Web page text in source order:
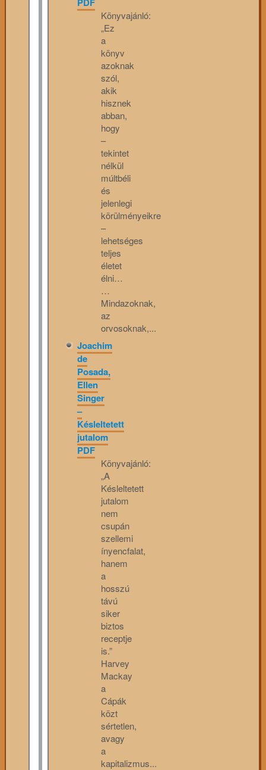
Könyvajánló:
„Ez
a
könyv
azoknak
szól,
akik
hisznek
abban,
hogy
–
tekintet
nélkül
múltbéli
és
jelenlegi
körülményeikre
–
lehetséges
teljes
életet
élni…
…
Mindazoknak,
az
orvosoknak,...
Joachim
de
Posada,
Ellen
Singer
–
Késleltetett
jutalom
PDF
Könyvajánló:
„A
Késleltetett
jutalom
nem
csupán
szellemi
ínyencfalat,
hanem
a
hosszú
távú
siker
biztos
receptje
is.”
Harvey
Mackay
a
Cápák
közt
sértetlen,
avagy
a
kapitalizmus...